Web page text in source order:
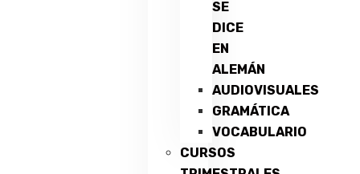
SE
DICE
EN
ALEMÁN
AUDIOVISUALES
GRAMÁTICA
VOCABULARIO
CURSOS